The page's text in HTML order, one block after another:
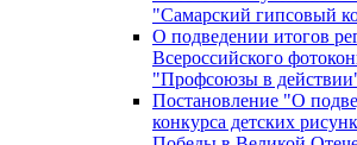
"Самарский гипсовый
О подведении итогов
Всероссийского
"Профсоюзы в
Постановление "О
конкурса детских